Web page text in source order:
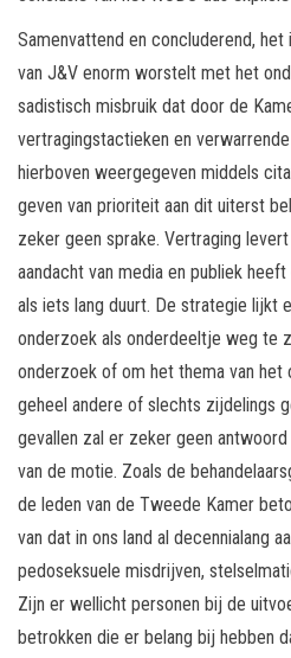
Samenvattend en concluderend,
van J&V enorm worstelt met het
sadistisch misbruik dat door de
vertragingstactieken en
hierboven weergegeven middels
geven van prioriteit aan dit uiterst
zeker geen sprake. Vertraging
aandacht van media en publiek
als iets lang duurt. De strategie lijkt
onderzoek als onderdeeltje weg te
onderzoek of om het thema van het
geheel andere of slechts zijdelings
gevallen zal er zeker geen
van de motie. Zoals de
de leden van de Tweede Kamer
van dat in ons land al decennialang
pedoseksuele misdrijven,
Zijn er wellicht personen bij de
betrokken die er belang bij hebben